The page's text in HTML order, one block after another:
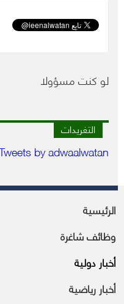
لو كنت مسؤولا
التغريدات
by adwaalwatan
الرئيسية
وظائف شاغرة
أخبار دولية
أخبار رياضية